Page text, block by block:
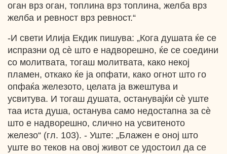
оган врз оган, топлина врз топлина, желба врз
желба и ревност врз ревност.“
-И свети Илија Екдик пишува: „Кога душата ќе се
испразни од сѐ што е надворешно, ќе се соедини
со молитвата, тогаш молитвата, како некој
пламен, откако ќе ја опфати, како огнот што го
опфаќа железото, целата ја вжештува и
усвитува. И тогаш душата, останувајќи сѐ уште
таа иста душа, останува само недостапна за сѐ
што е надворешно, слично на усвитеното
железо“ (гл. 103). - Уште: „Блажен е оној што
уште во теков на овој живот се удостоил да се